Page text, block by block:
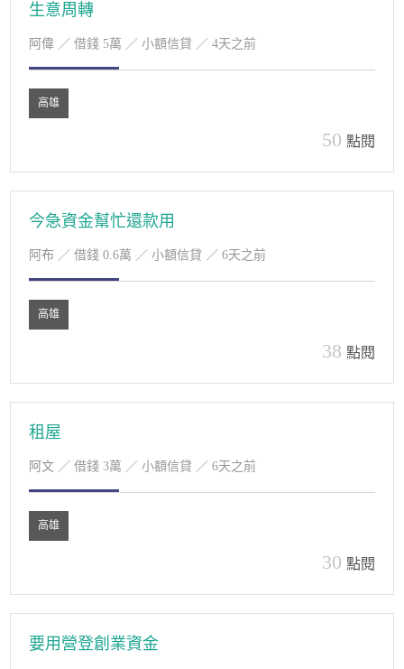
生意周轉
阿偉 ／ 借錢 5萬 ／ 小額信貸 ／ 4天之前
高雄
50 點閱
今急資金幫忙還款用
阿布 ／ 借錢 0.6萬 ／ 小額信貸 ／ 6天之前
高雄
38 點閱
租屋
阿文 ／ 借錢 3萬 ／ 小額信貸 ／ 6天之前
高雄
30 點閱
要用營登創業資金